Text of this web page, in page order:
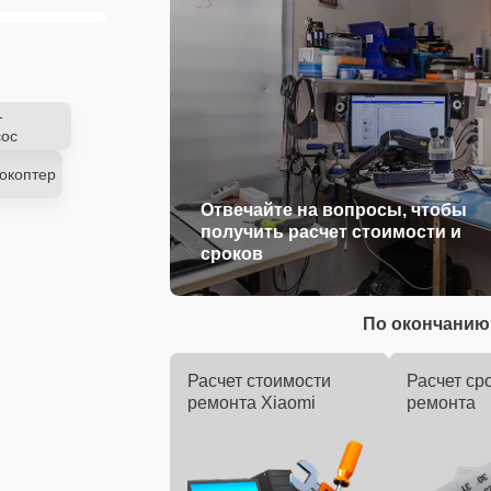
Отвечайте на вопросы, чтобы
получить расчет стоимости и
сроков
По
Расчет стоимости
ремонта Xiaomi
Расчет
ремонта